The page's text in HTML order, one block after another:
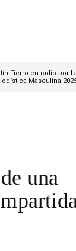
Fierro en radio por
Masculina
una